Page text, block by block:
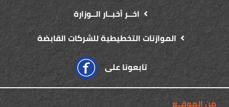
اخــر أخبــار الــوزارة
الموازنات التخطيطية للشركات القابضة
تابعونا على
من الموقــع